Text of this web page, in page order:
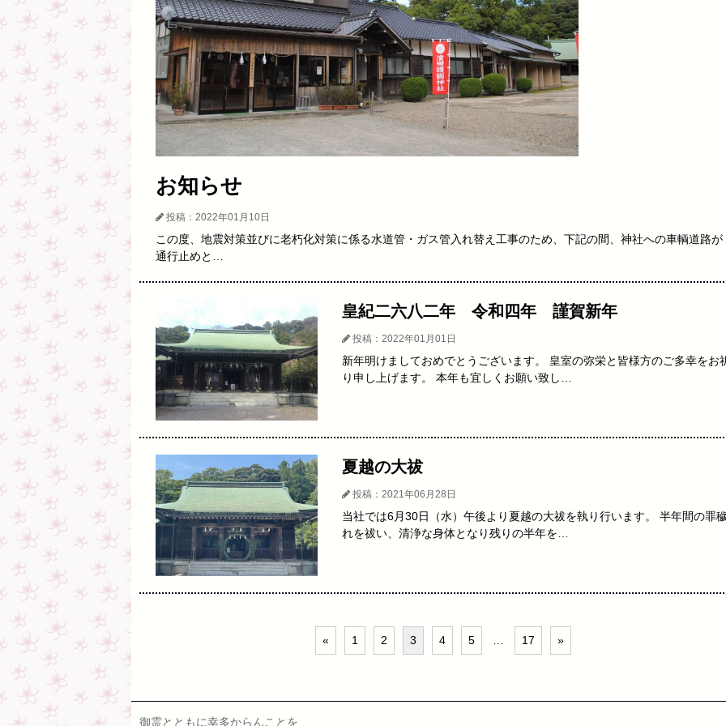
お知らせ
投稿：2022年01月10日
この度、地震対策並びに老朽化対策に係る水道管・ガス管入れ替え工事のため、下記の間、神社への車輌道路が
通行止めと…
皇紀二六八二年 令和四年 謹賀新年
投稿：2022年01月01日
新年明けましておめでとうございます。 皇室の弥栄と皆様方のご多幸をお
り申し上げます。 本年も宜しくお願い致し…
夏越の大祓
投稿：2021年06月28日
当社では6月30日（水）午後より夏越の大祓を執り行います。 半年間の罪
れを祓い、清浄な身体となり残りの半年を…
« 1 2 3 4 5 17 »
御霊とともに幸多からんことを